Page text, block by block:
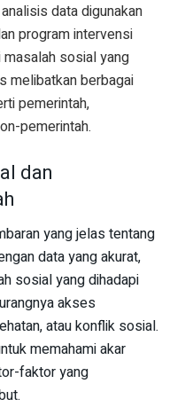
data digunakan
program intervensi
sosial yang
melibatkan berbagai
pemerintah,
pemerintah.
dan
yang jelas tentang
data yang akurat,
sosial yang dihadapi
akses
atau konflik sosial.
memahami akar
faktor yang